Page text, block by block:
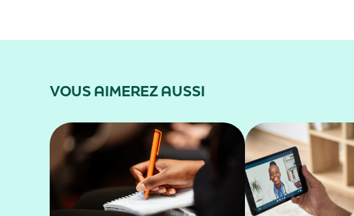
VOUS AIMEREZ AUSSI